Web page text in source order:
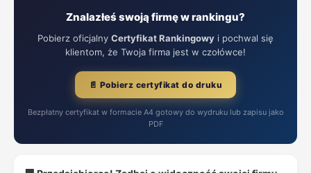
Znalazłeś swoją firmę w rankingu?
Pobierz oficjalny Certyfikat Rankingowy i pochwal się
klientom, że Twoja firma jest w czołówce!
📄 Pobierz certyfikat do druku
Bezpłatny certyfikat w formacie A4 gotowy do wydruku lub zapisu jako
PDF